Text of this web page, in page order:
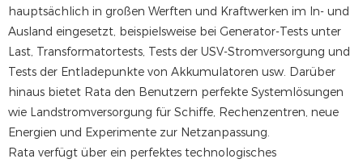
hauptsächlich in großen Werften und Kraftwerken im In- und
Ausland eingesetzt, beispielsweise bei Generator-Tests unter
Last, Transformatortests, Tests der USV-Stromversorgung und
Tests der Entladepunkte von Akkumulatoren usw. Darüber
hinaus bietet Rata den Benutzern perfekte Systemlösungen
wie Landstromversorgung für Schiffe, Rechenzentren, neue
Energien und Experimente zur Netzanpassung.
Rata verfügt über ein perfektes technologisches